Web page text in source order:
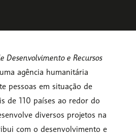
Desenvolvimento e Recursos
agência humanitária
pessoas em situação de
de 110 países ao redor do
diversos projetos na
com o desenvolvimento e